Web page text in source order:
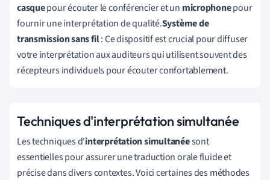
casquepour écouter le conférencier et un microphonepour
fournir une interprétation de qualité.Système de
transmission sans fil: Ce dispositif est crucial pour diffuser
votre interprétation aux auditeurs qui utilisent souvent des
récepteurs individuels pour écouter confortablement.
Techniques d'interprétation simultanée
Les techniques d'interprétation simultanéesont
essentielles pour assurer une traduction orale fluide et
précise dans divers contextes. Voici certaines des méthodes